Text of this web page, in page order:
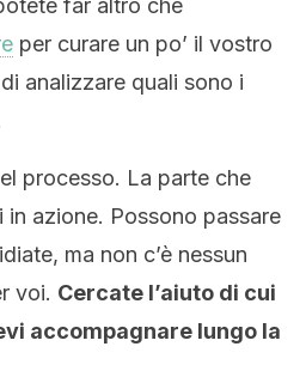
far altro che
per curare un po’ il vostro
analizzare quali sono i
processo. La parte che
azione. Possono passare
ma non c’è nessun
voi. Cercate l’aiuto di cui
accompagnare lungo la